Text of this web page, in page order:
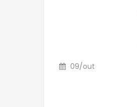
09/out